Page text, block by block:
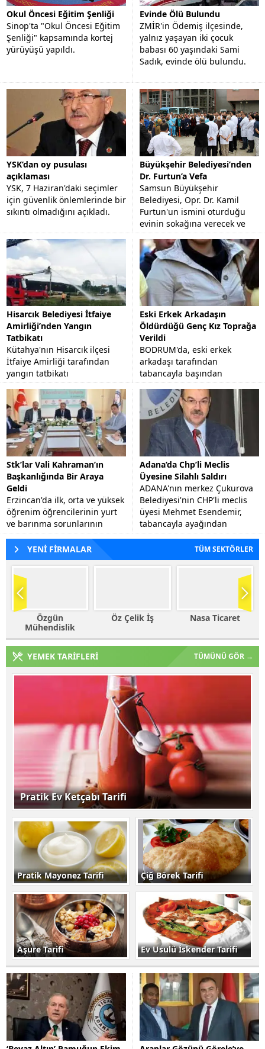
Okul Öncesi Eğitim Şenliği
Sinop'ta "Okul Öncesi Eğitim
Şenliği" kapsamında kortej
yürüyüşü yapıldı.
Evinde Ölü Bulundu
ZMİR'in Ödemiş ilçesinde,
yalnız yaşayan iki çocuk
babası 60 yaşındaki Sami
Sadık, evinde ölü bulundu.
YSK’dan oy pusulası
açıklaması
YSK, 7 Haziran'daki seçimler
için güvenlik önlemlerinde bir
sıkıntı olmadığını açıkladı.
Büyükşehir Belediyesi’nden
Dr. Furtun’a Vefa
Samsun Büyükşehir
Belediyesi, Opr. Dr. Kamil
Furtun'un ismini oturduğu
evinin sokağına verecek ve
görev yaptığı hastanenin
bahçesine büstünü yapacak.
Hisarcık Belediyesi İtfaiye
Amirliği’nden Yangın
Tatbikatı
Kütahya'nın Hisarcık ilçesi
İtfaiye Amirliği tarafından
yangın tatbikatı
gerçekleştirildi.
Eski Erkek Arkadaşın
Öldürdüğü Genç Kız Toprağa
Verildi
BODRUM'da, eski erkek
arkadaşı tarafından
tabancayla başından
vurularak öldürülen 23
yaşındaki Funda Altınbezer,
memleketi Aydın'ın Nazilli
İlçesi'nde...
Stk’lar Vali Kahraman’ın
Başkanlığında Bir Araya
Geldi
Erzincan'da ilk, orta ve yüksek
öğrenim öğrencilerinin yurt
ve barınma sorunlarının
tespiti, eğitim kalitesinin
artırılmasına yönelik görüş
alışverişlerinde...
Adana’da Chp’li Meclis
Üyesine Silahlı Saldırı
ADANA'nın merkez Çukurova
Belediyesi'nin CHP'li meclis
üyesi Mehmet Esendemir,
tabancayla ayağından
vuruldu.
YENİ FİRMALAR
TÜM SEKTÖRLER
Öz Çelik İş Nasa Ticaret
Haleplioğlu
YEMEK TARİFLERİ TÜMÜNÜ GÖR →
Pratik Ev Ketçabı Tarifi
Pratik Mayonez Tarifi Çiğ Börek Tarifi
Aşure Tarifi Ev Usulü İskender Tarifi